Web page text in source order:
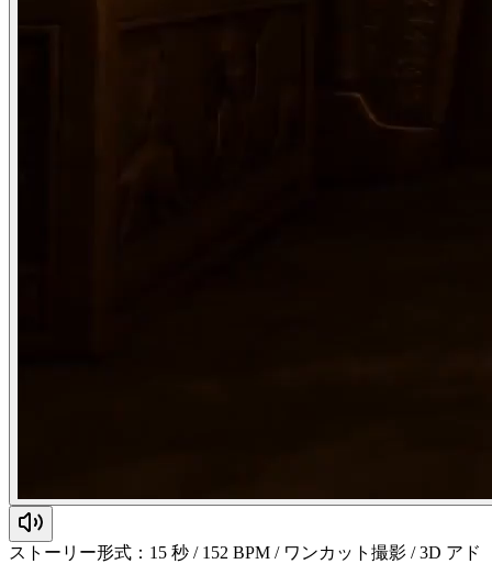
ストーリー形式：15 秒 / 152 BPM / ワンカット撮影 / 3D アド